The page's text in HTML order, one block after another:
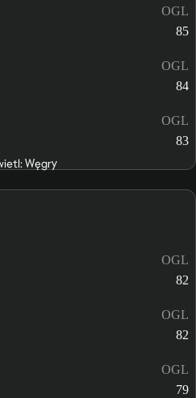
OGL
85
OGL
84
OGL
83
Węgry
OGL
82
OGL
82
OGL
79